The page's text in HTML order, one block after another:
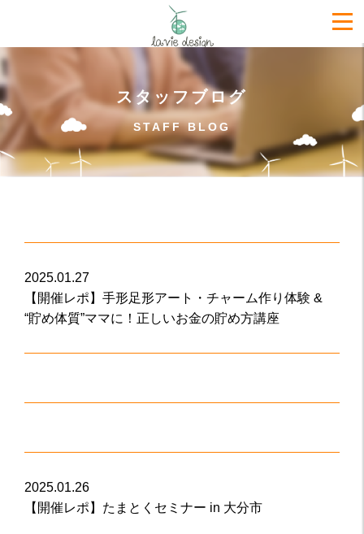
スタッフブログ
STAFF BLOG
2025.01.27
【開催レポ】手形足形アート・チャーム作り体験 &
“貯め体質”ママに！正しいお金の貯め方講座
2025.01.26
【開催レポ】たまとくセミナー in 大分市